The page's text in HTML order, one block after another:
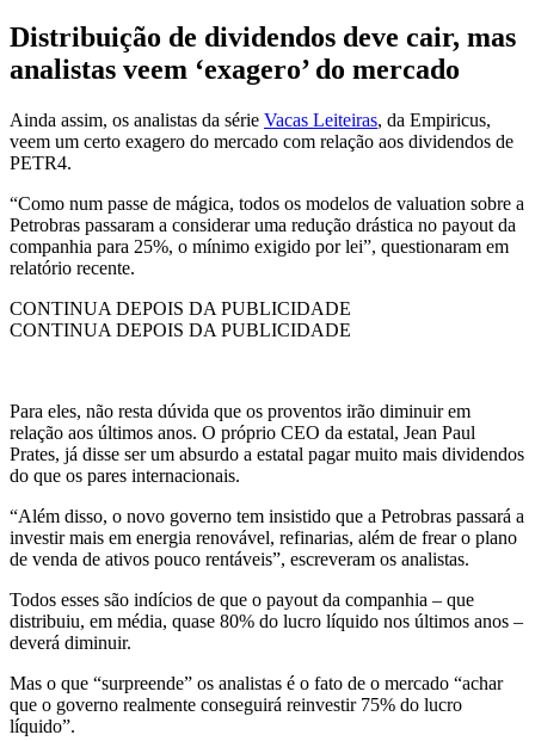
Distribuição de dividendos deve cair, mas
analistas veem ‘exagero’ do mercado
Ainda assim, os analistas da série Vacas Leiteiras, da Empiricus,
veem um certo exagero do mercado com relação aos dividendos de
PETR4.
“Como num passe de mágica, todos os modelos de valuation sobre a
Petrobras passaram a considerar uma redução drástica no payout da
companhia para 25%, o mínimo exigido por lei”, questionaram em
relatório recente.
CONTINUA DEPOIS DA PUBLICIDADE
CONTINUA DEPOIS DA PUBLICIDADE
Para eles, não resta dúvida que os proventos irão diminuir em
relação aos últimos anos. O próprio CEO da estatal, Jean Paul
Prates, já disse ser um absurdo a estatal pagar muito mais dividendos
do que os pares internacionais.
“Além disso, o novo governo tem insistido que a Petrobras passará a
investir mais em energia renovável, refinarias, além de frear o plano
de venda de ativos pouco rentáveis”, escreveram os analistas.
Todos esses são indícios de que o payout da companhia – que
distribuiu, em média, quase 80% do lucro líquido nos últimos anos –
deverá diminuir.
Mas o que “surpreende” os analistas é o fato de o mercado “achar
que o governo realmente conseguirá reinvestir 75% do lucro
líquido”.